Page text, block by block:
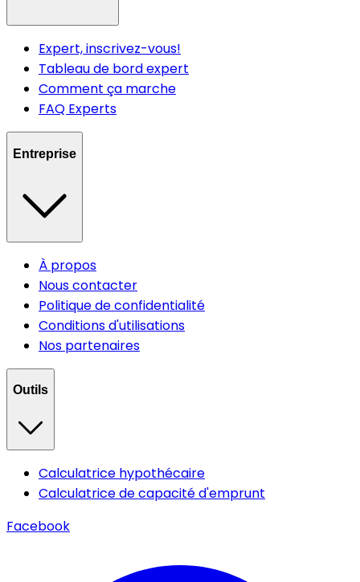
Expert, inscrivez-vous!
Tableau de bord expert
Comment ça marche
FAQ Experts
Entreprise
À propos
Nous contacter
Politique de confidentialité
Conditions d'utilisations
Nos partenaires
Outils
Calculatrice hypothécaire
Calculatrice de capacité d'emprunt
Facebook